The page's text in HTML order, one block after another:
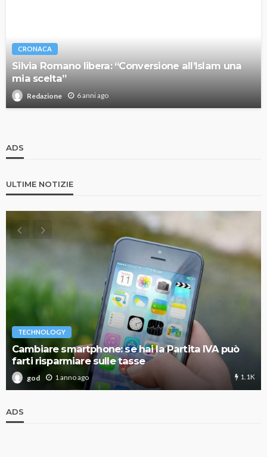
CRONACA
Silvia Romano libera: “Conversione all’Islam una
mia scelta”
Redazione 6 anni ago
ADS
ULTIME NOTIZIE
TECHNOLOGY
Cambiare smartphone: se hai la Partita IVA può
farti risparmiare sulle tasse
god 1 anno ago 1.1K
ADS